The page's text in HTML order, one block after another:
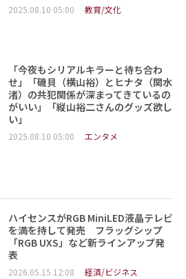
2025.08.10 05:00 教育/文化
「今夜もシリアルキラーと待ち合わ
せ」「磯貝（横山裕）とヒナタ（関水
渚）の共犯関係が深まってきているの
がいい」「縦山裕二さんのグッズ欲し
い」
2025.08.10 05:00 エンタメ
ハイセンスがRGB MiniLED液晶テレビ
を満を持して発売 フラッグシップ
「RGB UXS」など新ラインアップ発
表
2026.05.15 12:08 経済/ビジネス